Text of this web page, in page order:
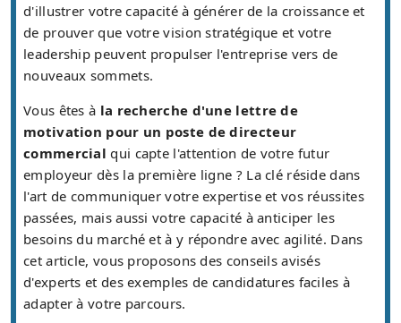
d'illustrer votre capacité à générer de la croissance et
de prouver que votre vision stratégique et votre
leadership peuvent propulser l'entreprise vers de
nouveaux sommets.
Vous êtes à la recherche d'une lettre de
motivation pour un poste de directeur
commercial qui capte l'attention de votre futur
employeur dès la première ligne ? La clé réside dans
l'art de communiquer votre expertise et vos réussites
passées, mais aussi votre capacité à anticiper les
besoins du marché et à y répondre avec agilité. Dans
cet article, vous proposons des conseils avisés
d'experts et des exemples de candidatures faciles à
adapter à votre parcours.